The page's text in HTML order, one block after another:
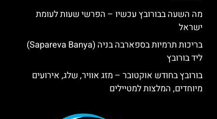
מה השעה בבורובץ עכשיו – הפרשי שעות לעומת
ישראל
בריכות תרמיות בספארבה בניה (Sapareva Banya)
ליד בורובץ
בורובץ בחודש אוקטובר – מזג אוויר, שלג, אירועים
מיוחדים, המלצות למטיילים